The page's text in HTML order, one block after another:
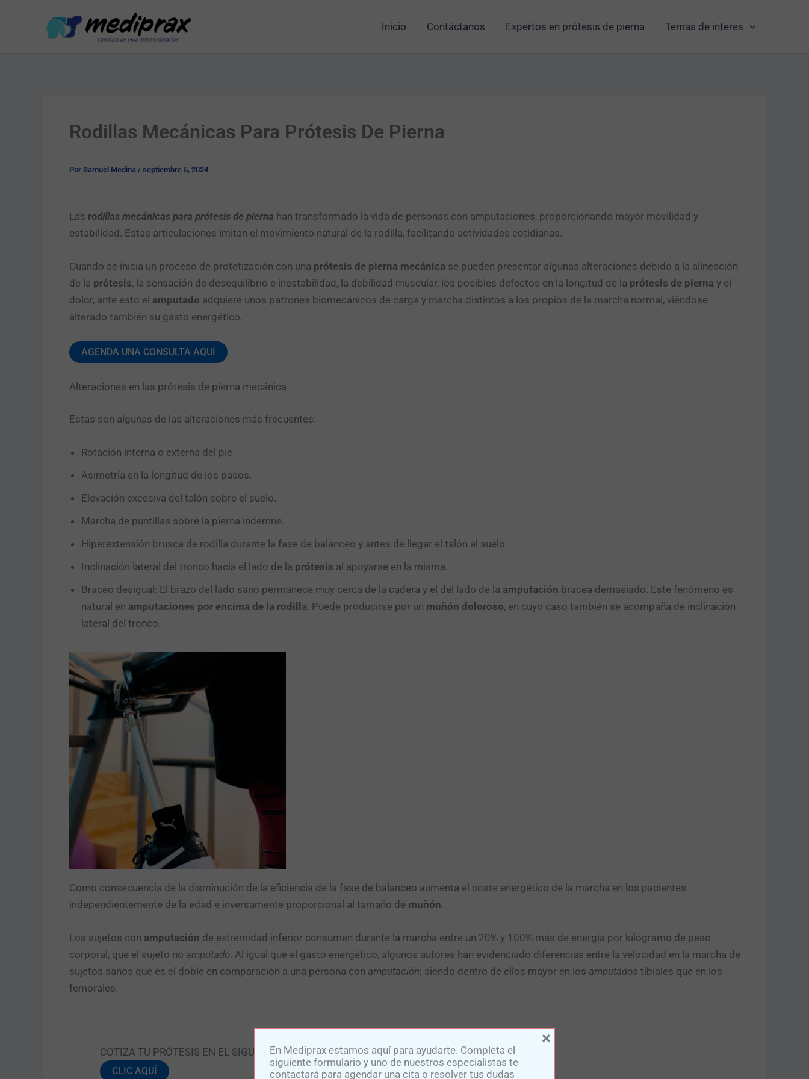
Inicio Contáctanos Expertos en prótesis de pierna Temas de interes
Rodillas Mecánicas Para Prótesis De Pierna
Por Samuel Medina / septiembre 5, 2024
Las rodillas mecánicas para prótesis de pierna han transformado la vida de personas con amputaciones, proporcionando mayor movilidad y
estabilidad. Estas articulaciones imitan el movimiento natural de la rodilla, facilitando actividades cotidianas.
Cuando se inicia un proceso de protetización con una prótesis de pierna mecánica se pueden presentar algunas alteraciones debido a la alineación
de la prótesis, la sensación de desequilibrio e inestabilidad, la debilidad muscular, los posibles defectos en la longitud de la prótesis de pierna y el
dolor, ante esto el amputado adquiere unos patrones biomecánicos de carga y marcha distintos a los propios de la marcha normal, viéndose
alterado también su gasto energético.
AGENDA UNA CONSULTA AQUÍ
Alteraciones en las prótesis de pierna mecánica
Estas son algunas de las alteraciones más frecuentes:
Rotación interna o externa del pie.
Asimetría en la longitud de los pasos.
Elevación excesiva del talón sobre el suelo.
Marcha de puntillas sobre la pierna indemne.
Hiperextensión brusca de rodilla durante la fase de balanceo y antes de llegar el talón al suelo.
Inclinación lateral del tronco hacia el lado de la prótesis al apoyarse en la misma.
Braceo desigual: El brazo del lado sano permanece muy cerca de la cadera y el del lado de la amputación bracea demasiado. Este fenómeno es
natural en amputaciones por encima de la rodilla. Puede producirse por un muñón doloroso, en cuyo caso también se acompaña de inclinación
lateral del tronco.
Como consecuencia de la disminución de la eficiencia de la fase de balanceo aumenta el coste energético de la marcha en los pacientes
independientemente de la edad e inversamente proporcional al tamaño de muñón.
Los sujetos con amputación de extremidad inferior consumen durante la marcha entre un 20% y 100% más de energía por kilogramo de peso
corporal, que el sujeto no amputado. Al igual que el gasto energético, algunos autores han evidenciado diferencias entre la velocidad en la marcha de
sujetos sanos que es el doble en comparación a una persona con amputación; siendo dentro de ellos mayor en los amputados tibiales que en los
femorales.
COTIZA TU PRÓTESIS EN EL SIGUIENTE BOTÓN:
CLIC AQUÍ
En Mediprax estamos aquí para ayudarte. Completa el
siguiente formulario y uno de nuestros especialistas te
contactará para agendar una cita o resolver tus dudas
×